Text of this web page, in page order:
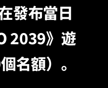
發布當日
2039》遊
名額）。